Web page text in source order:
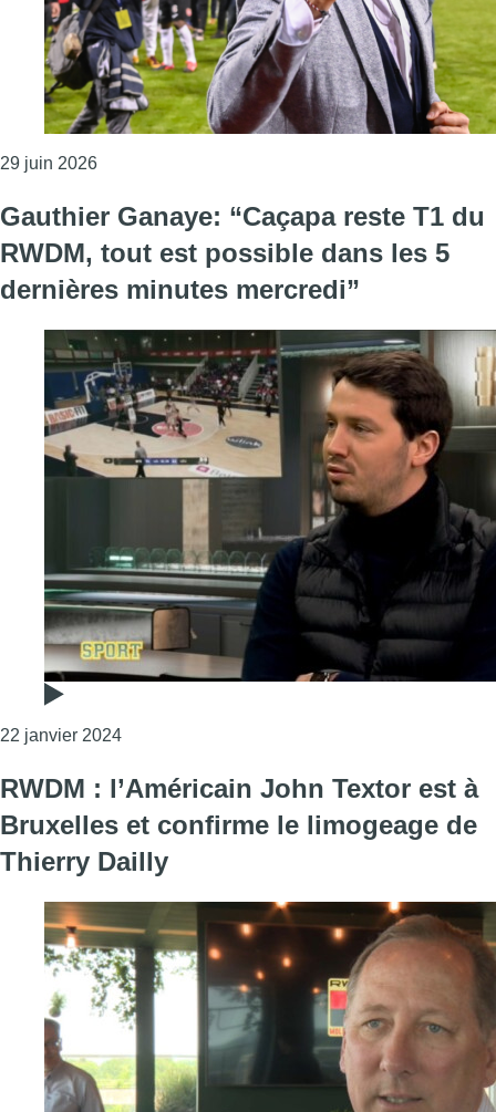
29 juin 2026Consulter l'article "RWDM : un mois de juin entre
Gauthier Ganaye: “Caçapa reste T1 du
RWDM, tout est possible dans les 5
dernières minutes mercredi”
22 janvier 2024Consulter l'article "Gauthier Ganaye: “Caçapa
RWDM : l’Américain John Textor est à
Bruxelles et confirme le limogeage de
Thierry Dailly